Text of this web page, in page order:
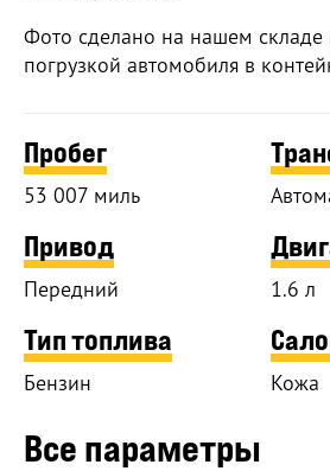
Фото сделано на нашем
погрузкой автомобиля в
Пробег
53 007 миль
Привод
Передний 1.6 л
Тип топлива
Бензин Кожа
Все параметры